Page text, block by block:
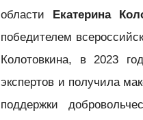
области Екатерина
победителем
Колотовкина, в 2023
экспертов и получила
поддержки